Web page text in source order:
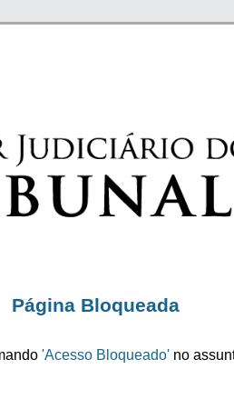
Página Bloqueada
'Acesso Bloqueado' no